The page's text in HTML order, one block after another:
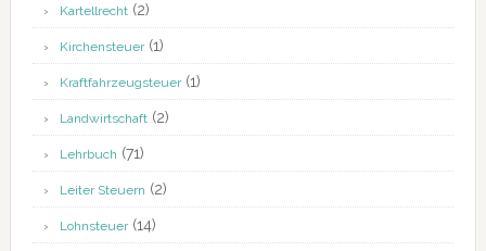
Kartellrecht(2)
Kirchensteuer(1)
Kraftfahrzeugsteuer(1)
Landwirtschaft(2)
Lehrbuch (71)
Leiter Steuern (2)
Lohnsteuer(14)